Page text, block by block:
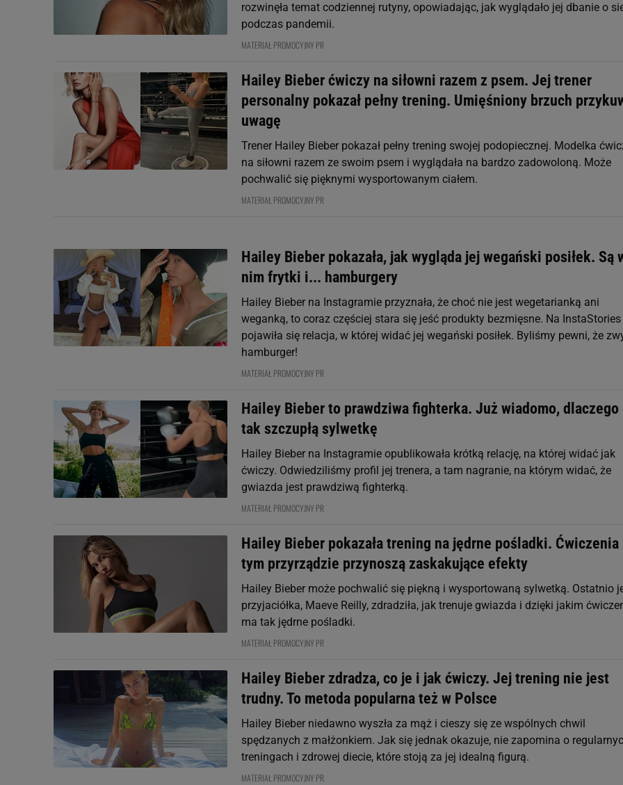
rozwinęła temat codziennej rutyny, opowiadając, jak wyglądało jej dbanie o
podczas pandemii.
MATERIAŁ PROMOCYJNY PR
Hailey Bieber ćwiczy na siłowni razem z psem. Jej trener
personalny pokazał pełny trening. Umięśniony brzuch
uwagę
Trener Hailey Bieber pokazał pełny trening swojej podopiecznej. Modelka
na siłowni razem ze swoim psem i wyglądała na bardzo zadowoloną. Może
pochwalić się pięknymi wysportowanym ciałem.
MATERIAŁ PROMOCYJNY PR
Hailey Bieber pokazała, jak wygląda jej wegański posiłek. Są
nim frytki i... hamburgery
Hailey Bieber na Instagramie przyznała, że choć nie jest wegetarianką ani
weganką, to coraz częściej stara się jeść produkty bezmięsne. Na InstaStories
pojawiła się relacja, w której widać jej wegański posiłek. Byliśmy pewni, że
hamburger!
MATERIAŁ PROMOCYJNY PR
Hailey Bieber to prawdziwa fighterka. Już wiadomo, dlaczego
tak szczupłą sylwetkę
Hailey Bieber na Instagramie opublikowała krótką relację, na której widać jak
ćwiczy. Odwiedziliśmy profil jej trenera, a tam nagranie, na którym widać, że
gwiazda jest prawdziwą fighterką.
MATERIAŁ PROMOCYJNY PR
Hailey Bieber pokazała trening na jędrne pośladki. Ćwiczenia
tym przyrządzie przynoszą zaskakujące efekty
Hailey Bieber może pochwalić się piękną i wysportowaną sylwetką. Ostatnio
przyjaciółka, Maeve Reilly, zdradziła, jak trenuje gwiazda i dzięki jakim
ma tak jędrne pośladki.
MATERIAŁ PROMOCYJNY PR
Hailey Bieber zdradza, co je i jak ćwiczy. Jej trening nie jest
trudny. To metoda popularna też w Polsce
Hailey Bieber niedawno wyszła za mąż i cieszy się ze wspólnych chwil
spędzanych z małżonkiem. Jak się jednak okazuje, nie zapomina o
treningach i zdrowej diecie, które stoją za jej idealną figurą.
MATERIAŁ PROMOCYJNY PR